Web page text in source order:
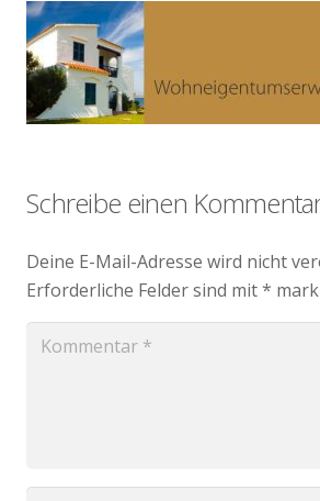
Schreibe einen
Deine E-Mail-Adresse wird nicht
Erforderliche Felder sind mit*